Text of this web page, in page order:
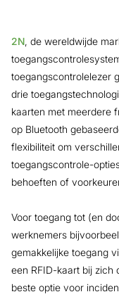
2N, de wereldwijde
toegangscontrolelezer
drie
kaarten met meerdere
op Bluetooth
flexibiliteit om
toegangscontrole-
behoeften of
Voor toegang tot (en
werknemers
gemakkelijke toegang
een RFID-kaart bij zich
beste optie voor